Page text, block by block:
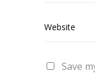
Save